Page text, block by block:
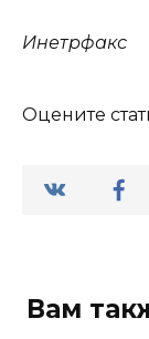
Инетрфакс
Оцените
Вам